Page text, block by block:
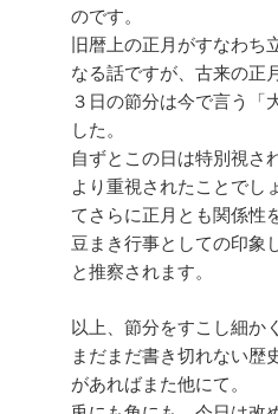
のです。
旧暦上の正月がすなわち
なる話ですが、古来の正
３日の節分は今で言う「
した。
自ずとこの日は特別視さ
より重視されたことでし
てさらに正月とも関係性
豆まき行事としての印象
と推察されます。
以上、節分をすこし細か
まだまだ書き切れない歴
があればまた他にて。